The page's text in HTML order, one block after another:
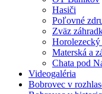
Hasiči
Poľovné
Zväz
Materská a
Chata pod
Videogaléria
Bobrovec v